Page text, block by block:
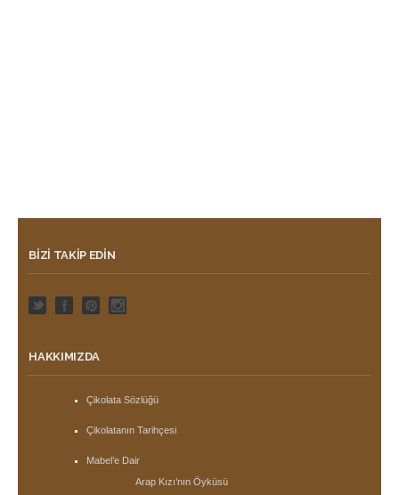
BIZI TAKIP EDIN
HAKKIMIZDA
Çikolata Sözlüğü
Çikolatanın Tarihçesi
Mabel’e Dair
Arap Kızı’nın Öyküsü